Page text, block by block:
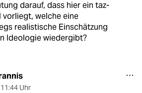
darauf, dass hier ein taz-
vorliegt, welche eine
realistische Einschätzung
Ideologie wiedergibt?
11:44 Uhr